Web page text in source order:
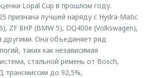
Lopal Cup в прошлом году.
признана лучшей наряду с Hydra-Matic
ZF 8HP (BMW 5), DQ400e (Volkswagen),
другими. Она объединяет ряд
таких как независимая
стальной ремень от Bosch,
до 92,5%,